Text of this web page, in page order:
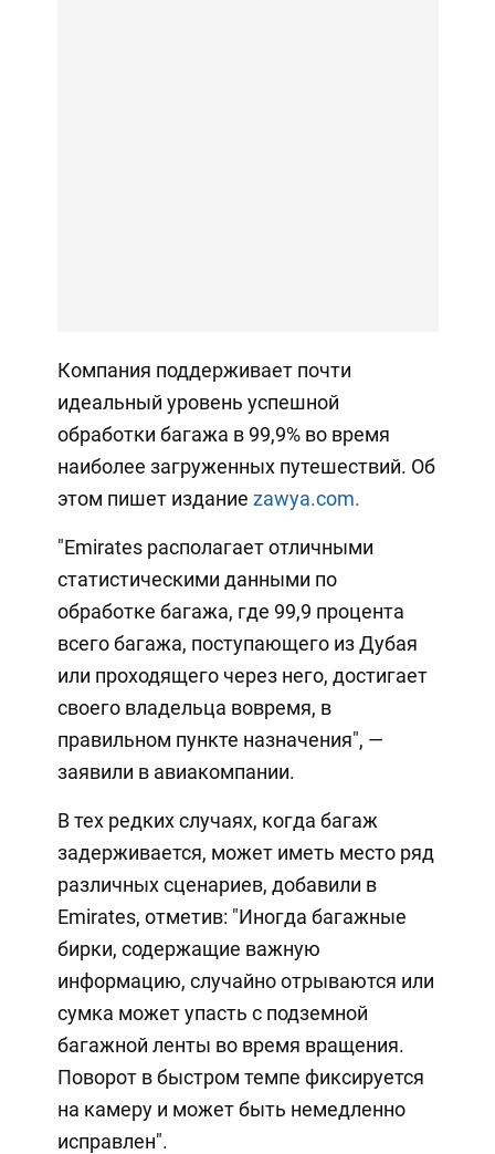
Компания поддерживает почти
идеальный уровень успешной
обработки багажа в 99,9% во время
наиболее загруженных путешествий. Об
этом пишет издание zawya.com.
"Emirates располагает отличными
статистическими данными по
обработке багажа, где 99,9 процента
всего багажа, поступающего из Дубая
или проходящего через него, достигает
своего владельца вовремя, в
правильном пункте назначения", —
заявили в авиакомпании.
В тех редких случаях, когда багаж
задерживается, может иметь место ряд
различных сценариев, добавили в
Emirates, отметив: "Иногда багажные
бирки, содержащие важную
информацию, случайно отрываются или
сумка может упасть с подземной
багажной ленты во время вращения.
Поворот в быстром темпе фиксируется
на камеру и может быть немедленно
исправлен".